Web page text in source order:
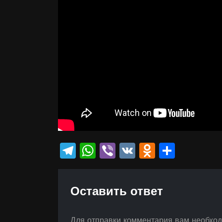
Telegram
WhatsApp
Viber
VK
Оставить ответ